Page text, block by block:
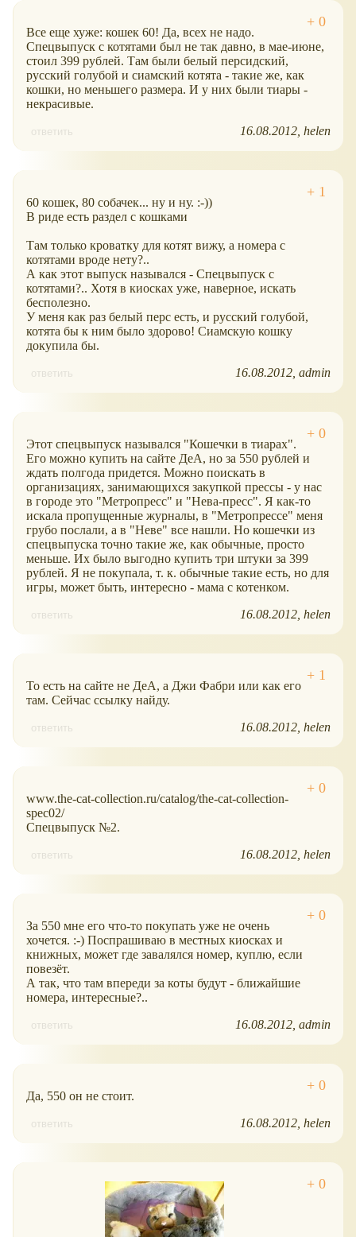
Все еще хуже: кошек 60! Да, всех не надо.
Спецвыпуск с котятами был не так давно, в мае-июне,
стоил 399 рублей. Там были белый персидский,
русский голубой и сиамский котята - такие же, как
кошки, но меньшего размера. И у них были тиары -
некрасивые.
ответить 16.08.2012 helen
60 кошек, 80 собачек... ну и ну. :-))
В риде есть раздел с кошками
Там только кроватку для котят вижу, а номера с
котятами вроде нету?..
А как этот выпуск назывался - Спецвыпуск с
котятами?.. Хотя в киосках уже, наверное, искать
бесполезно.
У меня как раз белый перс есть, и русский голубой,
котята бы к ним было здорово! Сиамскую кошку
докупила бы.
ответить 16.08.2012 admin
Этот спецвыпуск назывался "Кошечки в тиарах".
Его можно купить на сайте ДеА, но за 550 рублей и
ждать полгода придется. Можно поискать в
организациях, занимающихся закупкой прессы - у нас
в городе это "Метропресс" и "Нева-пресс". Я как-то
искала пропущенные журналы, в "Метропрессе" меня
грубо послали, а в "Неве" все нашли. Но кошечки из
спецвыпуска точно такие же, как обычные, просто
меньше. Их было выгодно купить три штуки за 399
рублей. Я не покупала, т. к. обычные такие есть, но для
игры, может быть, интересно - мама с котенком.
ответить 16.08.2012 helen
То есть на сайте не ДеА, а Джи Фабри или как его
там. Сейчас ссылку найду.
ответить 16.08.2012 helen
www.the-cat-collection.ru/catalog/the-cat-collection-
spec02/
Спецвыпуск №2.
ответить 16.08.2012 helen
За 550 мне его что-то покупать уже не очень
хочется. :-) Поспрашиваю в местных киосках и
книжных, может где завалялся номер, куплю, если
повезёт.
А так, что там впереди за коты будут - ближайшие
номера, интересные?..
ответить 16.08.2012 admin
Да, 550 он не стоит.
ответить 16.08.2012 helen